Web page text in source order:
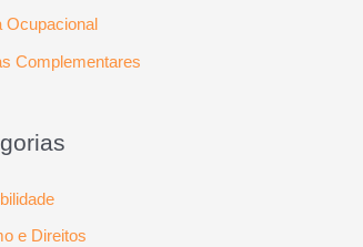
Ocupacional
Complementares
e Direitos